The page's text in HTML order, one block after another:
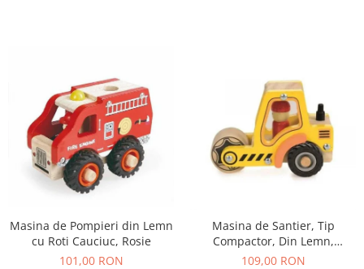
Masina de Pompieri din Lemn
cu Roti Cauciuc, Rosie
101,00 RON
Masina de Santier, Tip
Compactor, Din Lemn,
Galbena
109,00 RON